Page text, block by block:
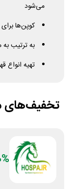
می‌شود
کوپن‌ها برای سبد بالای 150،
به ترتیب به میزان، 10، 20 و
تهیه انواع
تخفیف‌های